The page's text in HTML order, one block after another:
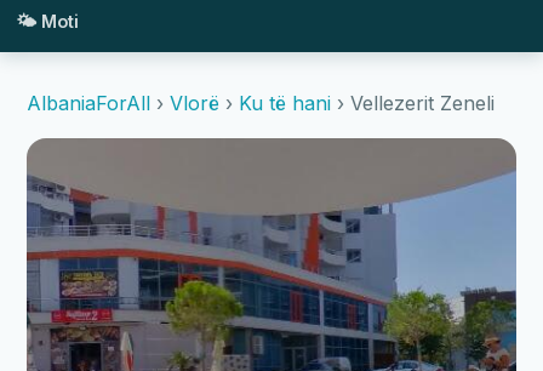
🌤️ Moti
AlbaniaForAll › Vlorë › Ku të hani › Vellezerit Zeneli